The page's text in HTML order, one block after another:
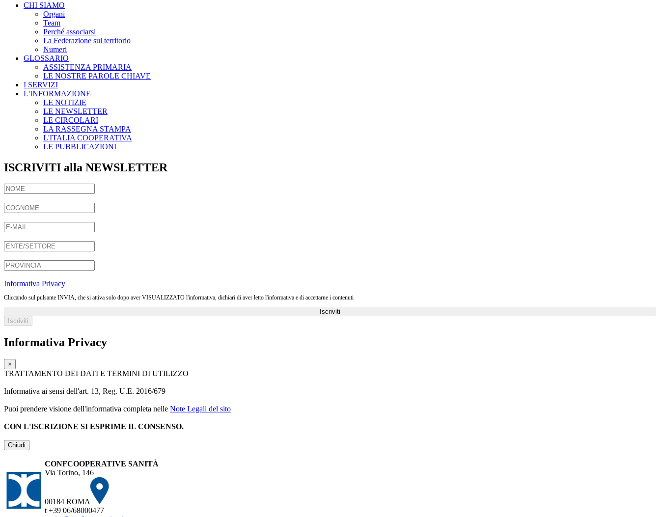
CHI SIAMO
Organi
Team
Perché associarsi
La Federazione sul territorio
Numeri
GLOSSARIO
ASSISTENZA PRIMARIA
LE NOSTRE PAROLE CHIAVE
I SERVIZI
L'INFORMAZIONE
LE NOTIZIE
LE NEWSLETTER
LE CIRCOLARI
LA RASSEGNA STAMPA
L'ITALIA COOPERATIVA
LE PUBBLICAZIONI
ISCRIVITI alla NEWSLETTER
Informativa Privacy
Cliccando sul pulsante INVIA, che si attiva solo dopo aver VISUALIZZATO l'informativa, dichiari di aver letto l'informativa e di accettarne i contenuti
Iscriviti
Informativa Privacy
×
TRATTAMENTO DEI DATI E TERMINI DI UTILIZZO
Informativa ai sensi dell'art. 13, Reg. U.E. 2016/679
Puoi prendere visione dell'informativa completa nelle Note Legali del sito
CON L'ISCRIZIONE SI ESPRIME IL CONSENSO.
Chiudi
CONFCOOPERATIVE SANITÀ
Via Torino, 146
00184 ROMA
t +39 06/68000477